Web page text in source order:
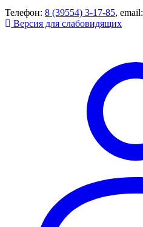
Телефон: 8 (39554) 3-17-85, email:
Версия для слабовидящих